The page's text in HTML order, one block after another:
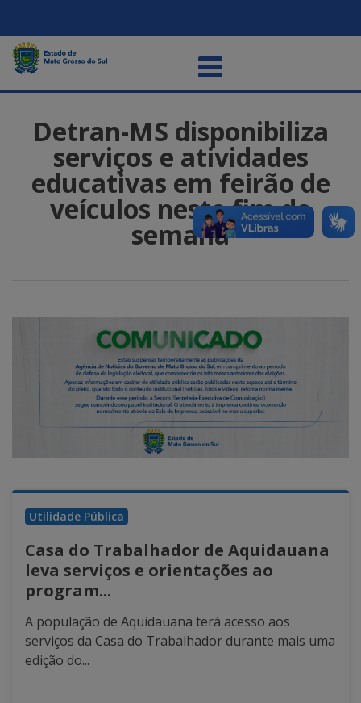
Detran-MS disponibiliza
serviços e atividades
educativas em feirão de
veículos neste fim de
semana
Utilidade Pública
Casa do Trabalhador de Aquidauana
leva serviços e orientações ao
program...
A população de Aquidauana terá acesso aos
serviços da Casa do Trabalhador durante mais uma
edição do...